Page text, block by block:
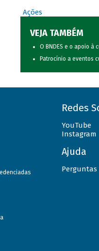
Ações
VEJA TAMBÉM
O BNDES e o apoio à
Patrocínio a eventos
Redes
YouTube
Instagram
Ajuda